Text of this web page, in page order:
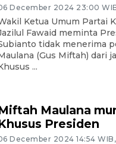
December 2024 23:00
Ketua Umum Partai
Fawaid meminta
tidak menerima
(Gus Miftah) dari
...
Maulana
Presiden
December 2024 14:54